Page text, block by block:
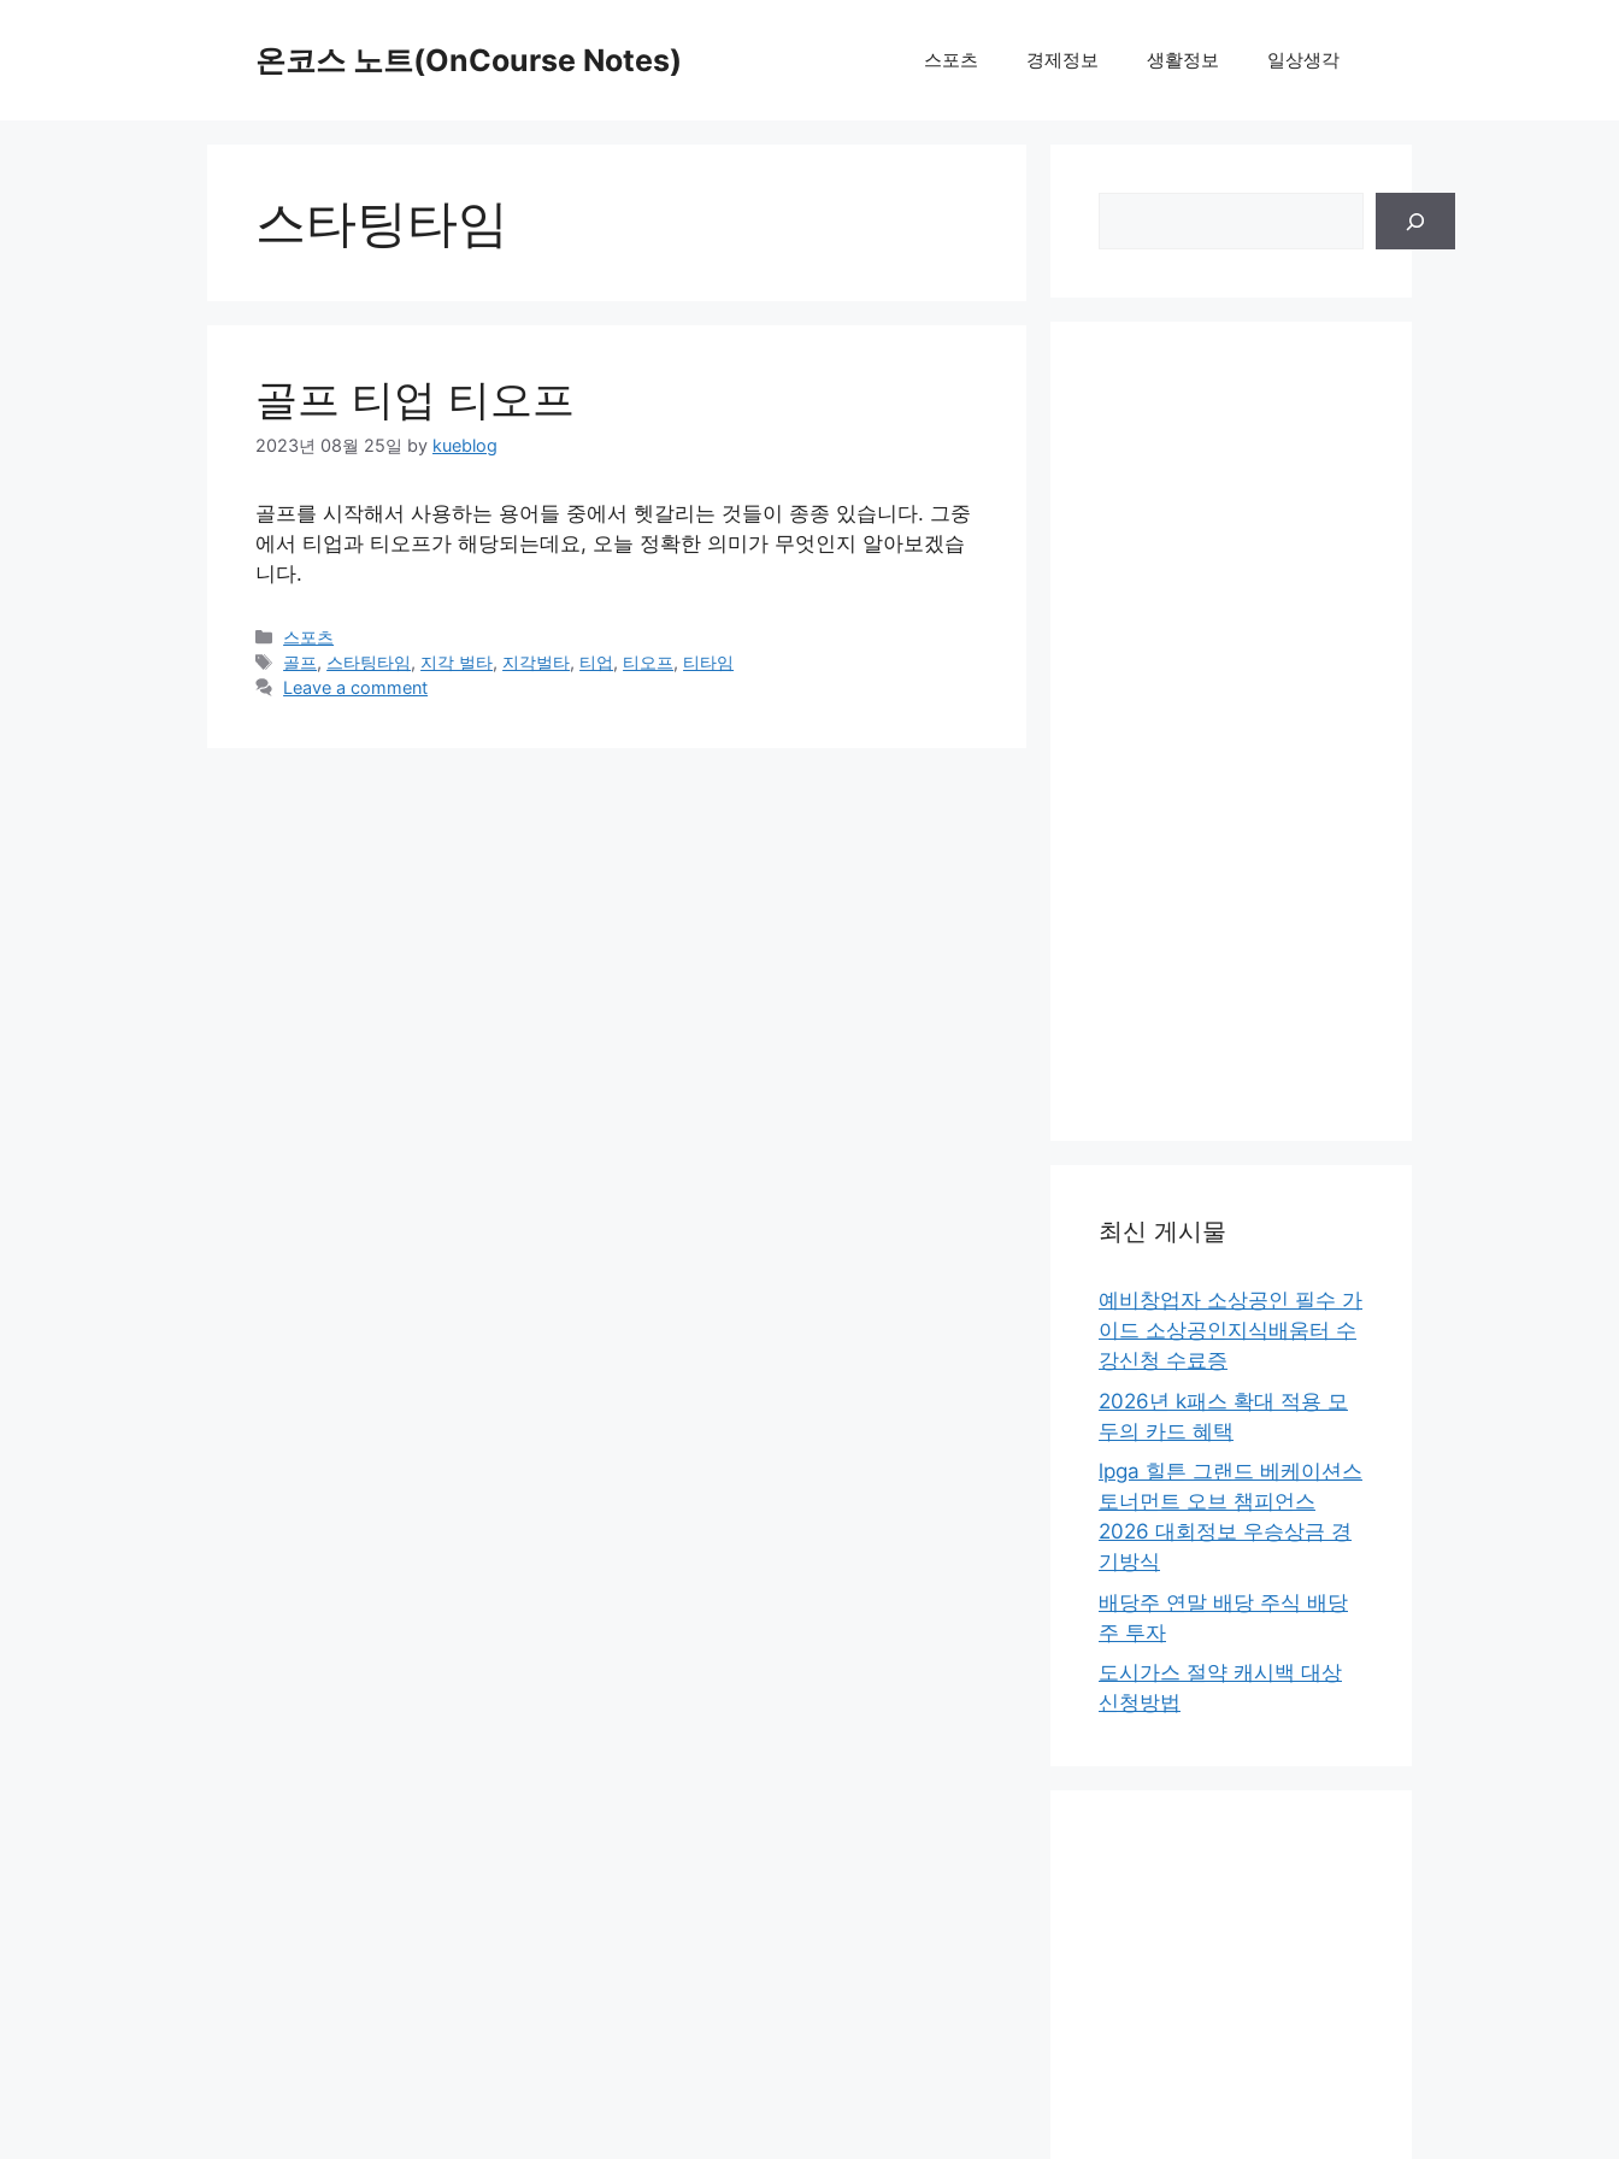
온코스 노트(OnCourse Notes) 스포츠 경제정보 생활정보 일상생각
스타팅타임
골프 티업 티오프
2023년 08월 25일 by kueblog
골프를 시작해서 사용하는 용어들 중에서 헷갈리는 것들이 종종 있습니다. 그중
에서 티업과 티오프가 해당되는데요, 오늘 정확한 의미가 무엇인지 알아보겠습
니다.
Categories
스포츠
Tags
골프, 스타팅타임, 지각 벌타, 지각벌타, 티업, 티오프, 티타임
Leave a comment
최신 게시물
예비창업자 소상공인 필수 가
이드 소상공인지식배움터 수
강신청 수료증
2026년 k패스 확대 적용 모
두의 카드 혜택
lpga 힐튼 그랜드 베케이션스
토너먼트 오브 챔피언스
2026 대회정보 우승상금 경
기방식
배당주 연말 배당 주식 배당
주 투자
도시가스 절약 캐시백 대상
신청방법